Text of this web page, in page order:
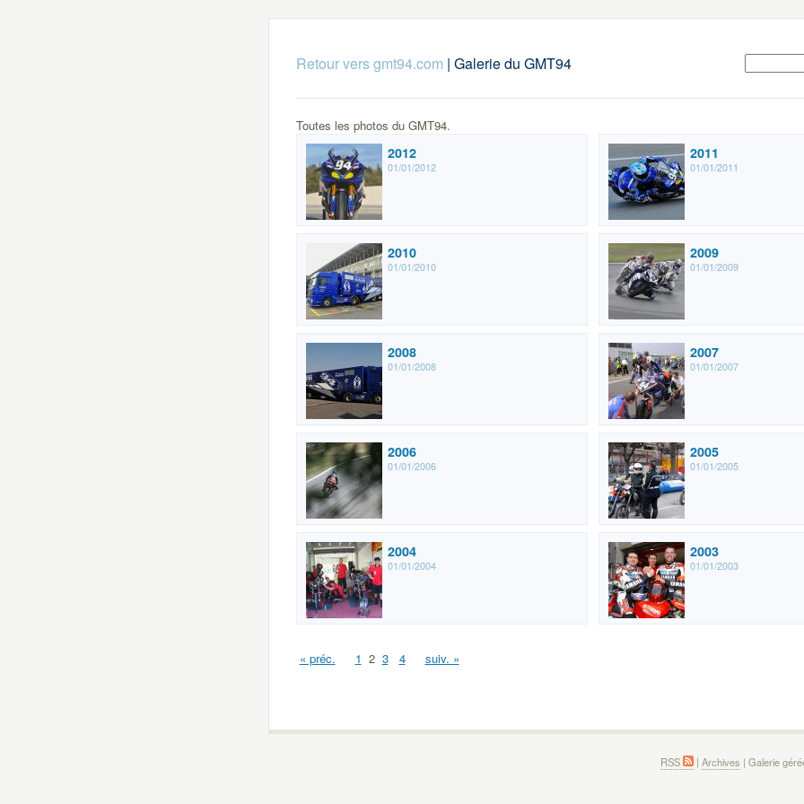
Retour vers gmt94.com | Galerie du GMT94
Toutes les photos du GMT94.
2012
01/01/2012
2011
01/01/2011
2010
01/01/2010
2009
01/01/2009
2008
01/01/2008
2007
01/01/2007
2006
01/01/2006
2005
01/01/2005
2004
01/01/2004
2003
01/01/2003
« préc. 1 2 3 4 suiv. »
RSS | Archives | Galerie